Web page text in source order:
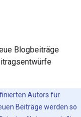
Blogbeiträge
Autors für
Beiträge werden so